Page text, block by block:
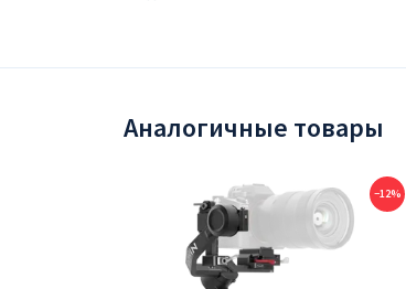
Аналогичные товары
−12%